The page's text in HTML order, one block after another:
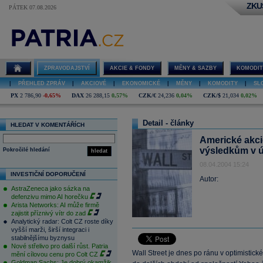
PÁTEK 07.08.2026
ZPRAVODAJSTVÍ AKCIE & FONDY MĚNY & SAZBY
PŘEHLED ZPRÁV AKCIOVÉ EKONOMICKÉ MĚNY KOMODITY
PX 2 786,90 -0,65% DAX 26 288,15 0,57% CZK/€ 24,236 0,04% CZK/$ 21,034 0,02%
HLEDAT V KOMENTÁŘÍCH
hledat
Pokročilé hledání
INVESTIČNÍ DOPORUČENÍ
AstraZeneca jako sázka na
defenzivu mimo AI horečku
Arista Networks: AI může firmě
zajistit příznivý vítr do zad
Analytický radar: Colt CZ roste díky
vyšší marži, širší integraci i
stabilnějšímu byznysu
Nové střelivo pro další růst. Patria
mění cílovou cenu pro Colt CZ
Detail - články
Americké
výsledkům v
08.04.2004 15:24
Autor:
Wall Street je dnes po ránu v